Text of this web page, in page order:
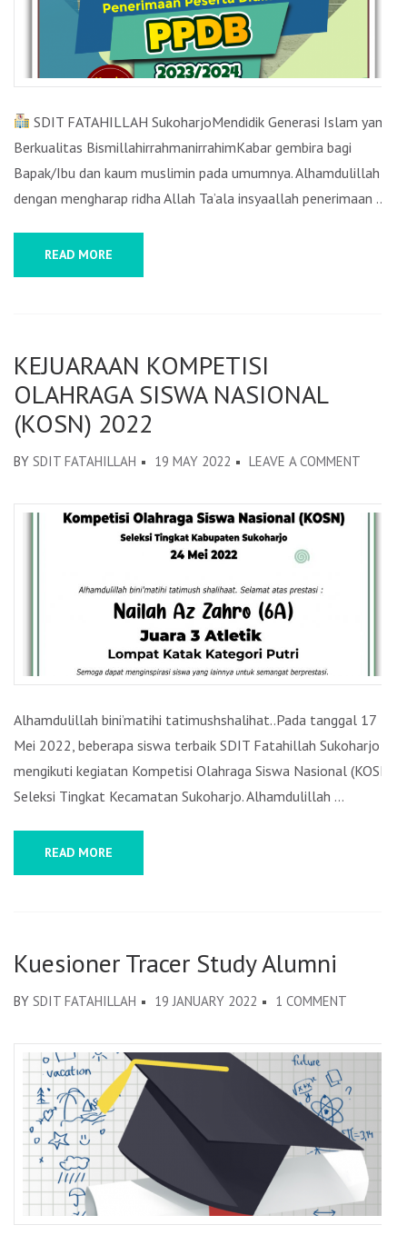
SDIT FATAHILLAH SukoharjoMendidik Generasi Islam yang
Berkualitas BismillahirrahmanirrahimKabar gembira bagi
Bapak/Ibu dan kaum muslimin pada umumnya. Alhamdulillah
dengan mengharap ridha Allah Ta’ala insyaallah penerimaan …
READ MORE
KEJUARAAN KOMPETISI
OLAHRAGA SISWA NASIONAL
(KOSN) 2022
BY SDIT FATAHILLAH 19 MAY 2022 LEAVE A COMMENT
Alhamdulillah bini’matihi tatimushshalihat..Pada tanggal 17
Mei 2022, beberapa siswa terbaik SDIT Fatahillah Sukoharjo
mengikuti kegiatan Kompetisi Olahraga Siswa Nasional (KOSN)
Seleksi Tingkat Kecamatan Sukoharjo. Alhamdulillah …
READ MORE
Kuesioner Tracer Study Alumni
BY SDIT FATAHILLAH 19 JANUARY 2022 1 COMMENT
TRACER
ALUMNI